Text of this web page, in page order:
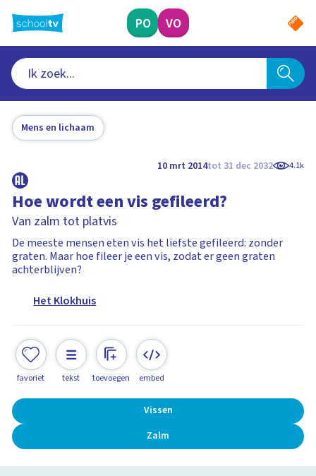
naar
hoofdinhoud
PO VO
Mens en lichaam
10 mrt 2014tot 31 dec 2032 4.1k
Hoe wordt een vis gefileerd?
Van zalm tot platvis
De meeste mensen eten vis het liefste gefileerd: zonder
graten. Maar hoe fileer je een vis, zodat er geen graten
achterblijven?
Het Klokhuis
favoriet tekst toevoegen embed
Vissen
Zalm